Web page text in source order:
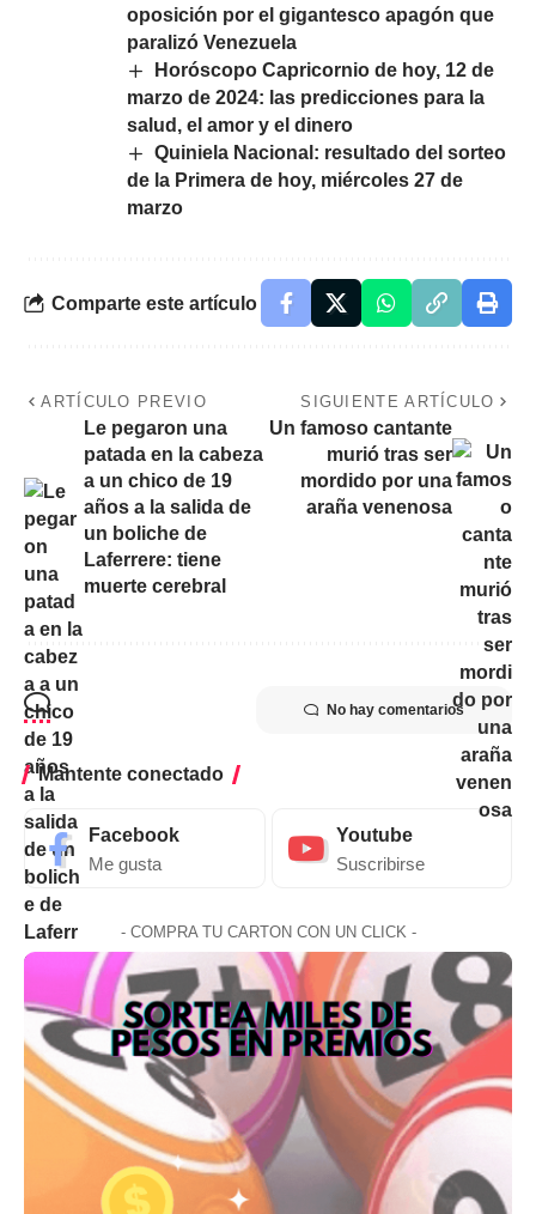
oposición por el gigantesco apagón que
paralizó Venezuela
Horóscopo Capricornio de hoy, 12 de
marzo de 2024: las predicciones para la
salud, el amor y el dinero
Quiniela Nacional: resultado del sorteo
de la Primera de hoy, miércoles 27 de
marzo
Comparte este artículo
ARTÍCULO PREVIO
Le pegaron una
patada en la cabeza
a un chico de 19
años a la salida de
un boliche de
Laferrere: tiene
muerte cerebral
SIGUIENTE ARTÍCULO
Un famoso cantante
murió tras ser
mordido por una
araña venenosa
No hay comentarios
Mantente conectado
Facebook
Me gusta
Youtube
Suscribirse
- COMPRA TU CARTON CON UN CLICK -